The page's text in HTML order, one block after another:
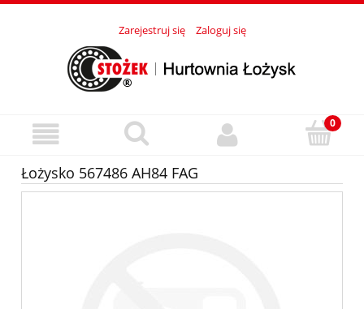
Zarejestruj się Zaloguj się
Łożysko 567486 AH84 FAG